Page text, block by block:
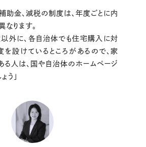
補助金、減税の制度は、年度ごとに内
なります。
以外に、各自治体でも住宅購入に対
を設けているところがあるので、家
る人は、国や自治体のホームページ
う」